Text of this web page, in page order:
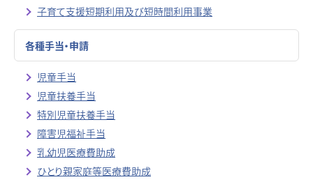
子育て支援短期利用及び短時間利用事業
各種手当・申請
児童手当
児童扶養手当
特別児童扶養手当
障害児福祉手当
乳幼児医療費助成
ひとり親家庭等医療費助成